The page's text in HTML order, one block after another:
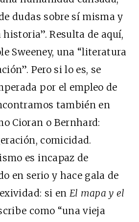
dudas sobre sí misma y
historia”. Resulta de aquí,
Sweeney, una “literatura
Pero si lo es, se
por el empleo de
también en
Cioran o Bernhard:
comicidad.
es incapaz de
en serio y hace gala de
si en El mapa y el
como “una vieja